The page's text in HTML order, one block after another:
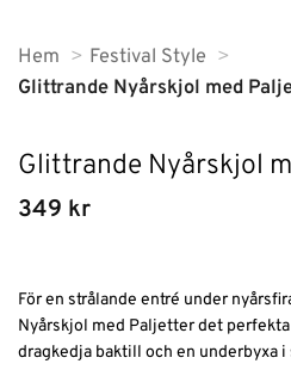
Hem
Festival Style
Glittrande Nyårskjol med
Glittrande Nyårskjol
349 kr
För en strålande entré under
Nyårskjol med Paljetter det
dragkedja baktill och en underbyxa